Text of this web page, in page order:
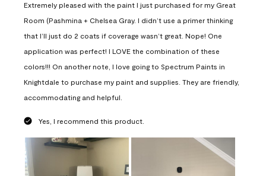
Extremely pleased with the paint I just purchased for my Great
Room (Pashmina + Chelsea Gray. I didn’t use a primer thinking
that I’ll just do 2 coats if coverage wasn’t great. Nope! One
application was perfect! I LOVE the combination of these
colors!!! On another note, I love going to Spectrum Paints in
Knightdale to purchase my paint and supplies. They are friendly,
accommodating and helpful.
Yes, I recommend this product.